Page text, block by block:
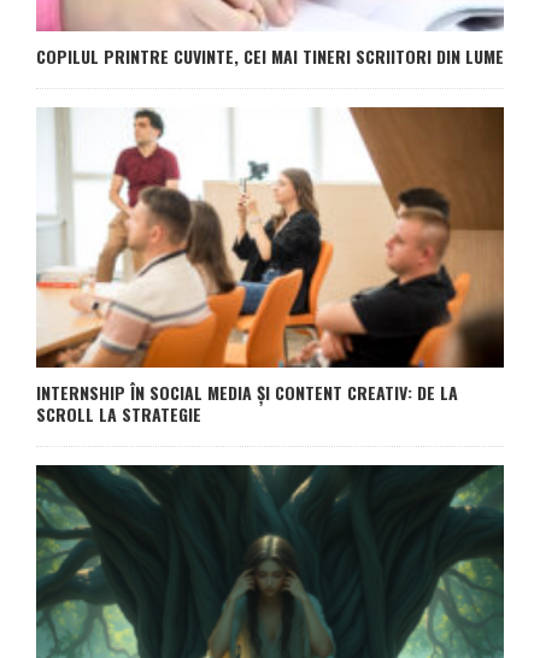
COPILUL PRINTRE CUVINTE, CEI MAI TINERI SCRIITORI DIN LUME
INTERNSHIP ÎN SOCIAL MEDIA ȘI CONTENT CREATIV: DE LA
SCROLL LA STRATEGIE